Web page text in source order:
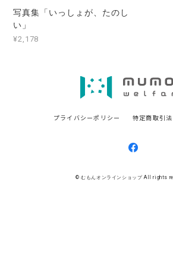
写真集「いっしょが、たのし
い」
¥2,178
プライバシーポリシー 特定商取引
© むもんオンラインショップ All rights